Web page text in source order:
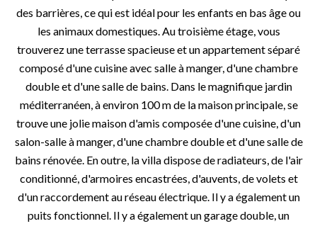
des barrières, ce qui est idéal pour les enfants en bas âge ou
les animaux domestiques. Au troisième étage, vous
trouverez une terrasse spacieuse et un appartement séparé
composé d'une cuisine avec salle à manger, d'une chambre
double et d'une salle de bains. Dans le magnifique jardin
méditerranéen, à environ 100 m de la maison principale, se
trouve une jolie maison d'amis composée d'une cuisine, d'un
salon-salle à manger, d'une chambre double et d'une salle de
bains rénovée. En outre, la villa dispose de radiateurs, de l'air
conditionné, d'armoires encastrées, d'auvents, de volets et
d'un raccordement au réseau électrique. Il y a également un
puits fonctionnel. Il y a également un garage double, un